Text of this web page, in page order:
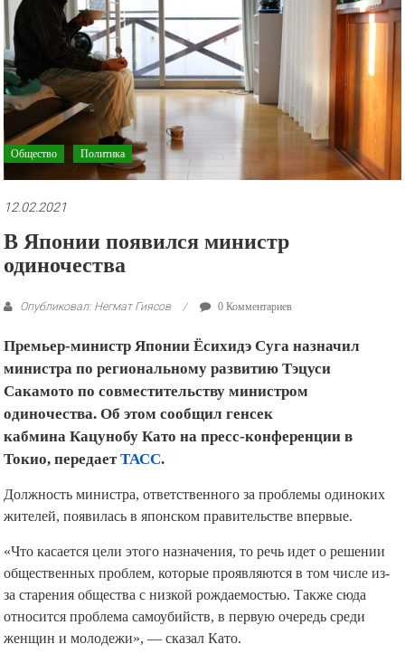
рекламные
ролики
и
презентации.
Общество Политика
12.02.2021
В Японии появился министр
одиночества
Опубликовал: Негмат Гиясов 0 Комментариев
Премьер-министр Японии Ёсихидэ Суга назначил
министра по региональному развитию Тэцуси
Сакамото по совместительству министром
одиночества. Об этом сообщил генсек
кабмина Кацунобу Като на пресс-конференции в
Токио, передаетТАСС.
Должность министра, ответственного за проблемы одиноких
жителей, появилась в японском правительстве впервые.
«Что касается цели этого назначения, то речь идет о решении
общественных проблем, которые проявляются в том числе из-
за старения общества с низкой рождаемостью. Также сюда
относится проблема самоубийств, в первую очередь среди
женщин и молодежи», — сказал Като.